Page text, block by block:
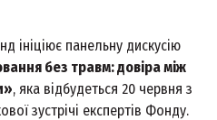
ініціює панельну дискусію
без травм: довіра між
, яка відбудеться 20 червня з
зустрічі експертів Фонду.